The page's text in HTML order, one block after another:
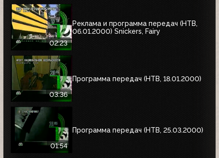
02:23
Реклама и программа передач (НТВ,
06.01.2000) Snickers, Fairy
03:36
Программа передач (НТВ, 18.01.2000)
01:54
Программа передач (НТВ, 25.03.2000)